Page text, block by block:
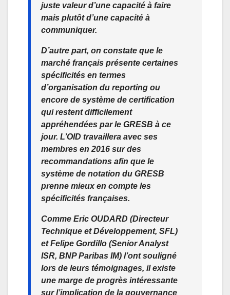
juste valeur d’une capacité à faire
mais plutôt d’une capacité à
communiquer.
D’autre part, on constate que le
marché français présente certaines
spécificités en termes
d’organisation du reporting ou
encore de système de certification
qui restent difficilement
appréhendées par le GRESB à ce
jour. L’OID travaillera avec ses
membres en 2016 sur des
recommandations afin que le
système de notation du GRESB
prenne mieux en compte les
spécificités françaises.
Comme Eric OUDARD (Directeur
Technique et Développement, SFL)
et Felipe Gordillo (Senior Analyst
ISR, BNP Paribas IM) l’ont souligné
lors de leurs témoignages, il existe
une marge de progrès intéressante
sur l’implication de la gouvernance